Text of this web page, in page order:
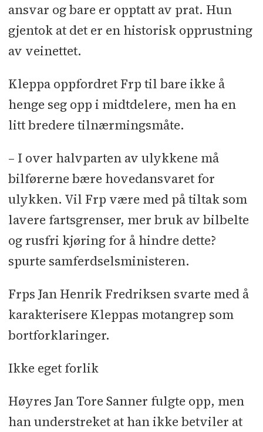
ansvar og bare er opptatt av prat. Hun
gjentok at det er en historisk opprustning
av veinettet.
Kleppa oppfordret Frp til bare ikke å
henge seg opp i midtdelere, men ha en
litt bredere tilnærmingsmåte.
– I over halvparten av ulykkene må
bilførerne bære hovedansvaret for
ulykken. Vil Frp være med på tiltak som
lavere fartsgrenser, mer bruk av bilbelte
og rusfri kjøring for å hindre dette?
spurte samferdselsministeren.
Frps Jan Henrik Fredriksen svarte med å
karakterisere Kleppas motangrep som
bortforklaringer.
Ikke eget forlik
Høyres Jan Tore Sanner fulgte opp, men
han understreket at han ikke betviler at